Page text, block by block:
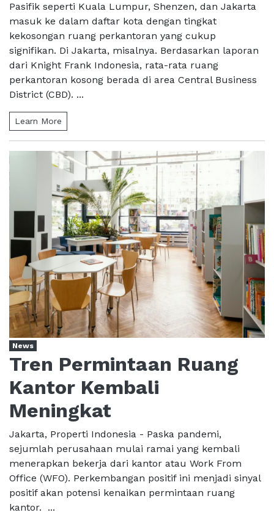
Pasifik seperti Kuala Lumpur, Shenzen, dan Jakarta
masuk ke dalam daftar kota dengan tingkat
kekosongan ruang perkantoran yang cukup
signifikan. Di Jakarta, misalnya. Berdasarkan laporan
dari Knight Frank Indonesia, rata-rata ruang
perkantoran kosong berada di area Central Business
District (CBD). ...
Learn More
News
Tren Permintaan Ruang
Kantor Kembali
Meningkat
Jakarta, Properti Indonesia - Paska pandemi,
sejumlah perusahaan mulai ramai yang kembali
menerapkan bekerja dari kantor atau Work From
Office (WFO). Perkembangan positif ini menjadi sinyal
positif akan potensi kenaikan permintaan ruang
kantor. ...